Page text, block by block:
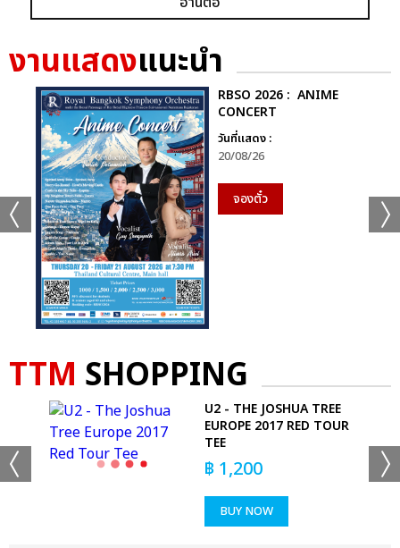
งานแสดงแนะนำ
RBSO 2026 : ANIME
CONCERT
วันที่แสดง :
20/08/26
จองตั๋ว
TTM SHOPPING
U2 - THE JOSHUA TREE
EUROPE 2017 RED TOUR
TEE
฿ 1,200
BUY NOW